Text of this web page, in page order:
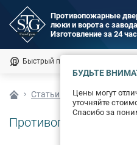
Быстрый подбор
Противопожарные
люки и ворота с
Изготовление за 24
БУДЬТЕ
Цены могут
уточняйте
Спасибо за
Статьи о
Противопожарные
MAX
Мы онлайн